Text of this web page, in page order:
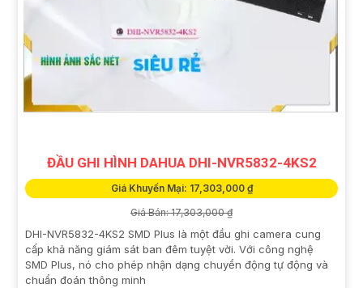
ĐẦU GHI HÌNH DAHUA DHI-NVR5832-4KS2
Giá Khuyến Mại: 17,303,000 ₫
Giá Bán: 17,303,000 ₫
DHI-NVR5832-4KS2 SMD Plus là một đầu ghi camera cung
cấp khả năng giám sát ban đêm tuyệt vời. Với công nghệ
SMD Plus, nó cho phép nhận dạng chuyển động tự động và
chuẩn đoán thông minh